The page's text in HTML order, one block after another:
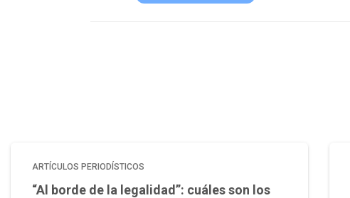
ARTÍCULOS PERIODÍSTICOS
“Al borde de la legalidad”: cuáles son los